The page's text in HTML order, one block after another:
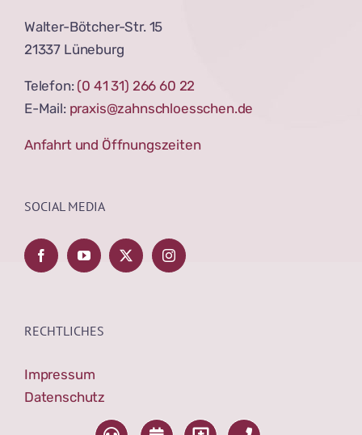
Walter-Bötcher-Str. 15
21337 Lüneburg
Telefon: (0 41 31) 266 60 22
E-Mail: praxis@zahnschloesschen.de
Anfahrt und Öffnungszeiten
SOCIAL MEDIA
RECHTLICHES
Impressum
Datenschutz